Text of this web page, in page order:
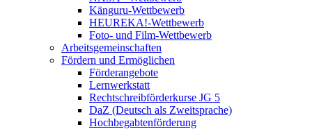
Känguru-Wettbewerb
HEUREKA!-Wettbewerb
Foto- und Film-Wettbewerb
Arbeitsgemeinschaften
Fördern und Ermöglichen
Förderangebote
Lernwerkstatt
Rechtschreibförderkurse JG 5
DaZ (Deutsch als Zweitsprache)
Hochbegabtenförderung